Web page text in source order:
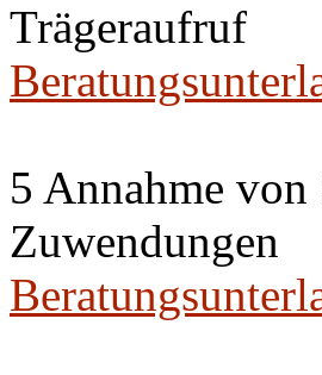
Trägeraufruf
5 Annahme
Zuwendungen